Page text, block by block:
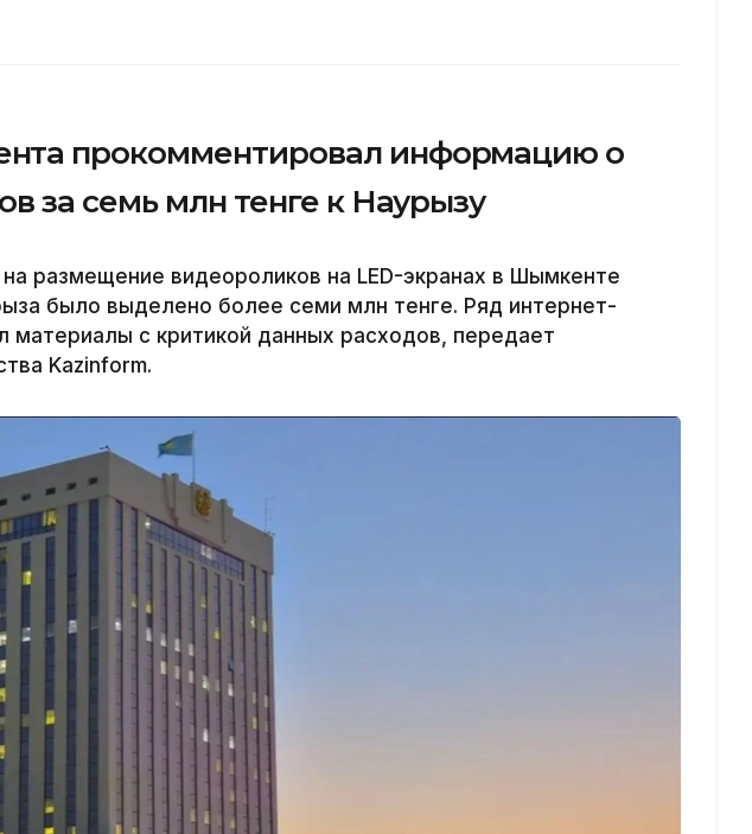
прокомментировал информацию о
за семь млн тенге к Наурызу
на размещение видеороликов на LED-экранах в Шымкенте
было выделено более семи млн тенге. Ряд интернет-
материалы с критикой данных расходов, передает
Kazinform.